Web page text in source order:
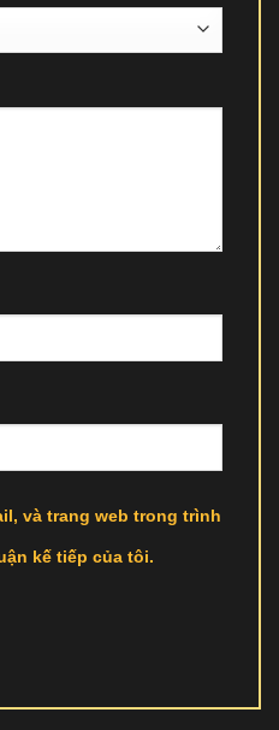
và trang web trong trình
kế tiếp của tôi.